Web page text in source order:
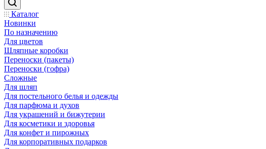
Каталог
Новинки
По назначению
Для цветов
Шляпные коробки
Переноски (пакеты)
Переноски (гофра)
Сложные
Для шляп
Для постельного белья и одежды
Для парфюма и духов
Для украшений и бижутерии
Для косметики и здоровья
Для конфет и пирожных
Для корпоративных подарков